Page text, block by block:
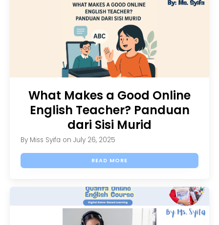
What Makes a Good Online
English Teacher? Panduan
dari Sisi Murid
By Miss Syifa onJuly 26, 2025
READ MORE